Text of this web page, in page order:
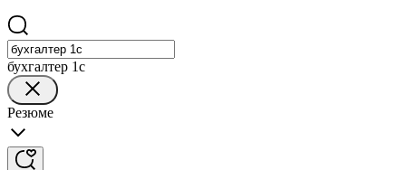
бухгалтер 1c
Резюме